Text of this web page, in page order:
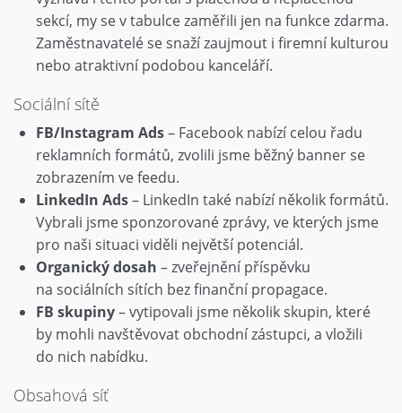
sekcí, my se v tabulce zaměřili jen na funkce zdarma.
Zaměstnavatelé se snaží zaujmout i firemní kulturou
nebo atraktivní podobou kanceláří.
Sociální sítě
FB/Instagram Ads– Facebook nabízí celou řadu
reklamních formátů, zvolili jsme běžný banner se
zobrazením ve feedu.
LinkedIn Ads– LinkedIn také nabízí několik formátů.
Vybrali jsme sponzorované zprávy, ve kterých jsme
pro naši situaci viděli největší potenciál.
Organický dosah – zveřejnění příspěvku
na sociálních sítích bez finanční propagace.
FB skupiny– vytipovali jsme několik skupin, které
by mohli navštěvovat obchodní zástupci, a vložili
do nich nabídku.
Obsahová síť